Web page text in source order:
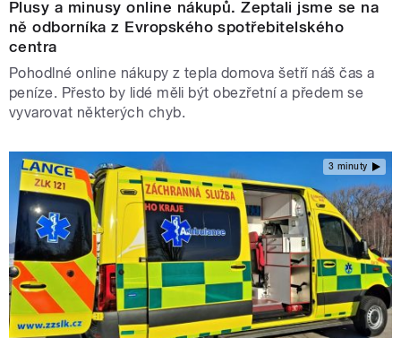
Plusy a minusy online nákupů. Zeptali jsme se na
ně odborníka z Evropského spotřebitelského
centra
Pohodlné online nákupy z tepla domova šetří náš čas a
peníze. Přesto by lidé měli být obezřetní a předem se
vyvarovat některých chyb.
3 minuty